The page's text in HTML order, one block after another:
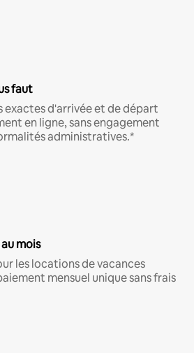
faut
exactes d'arrivée et de départ
en ligne, sans engagement
administratives.*
mois
les locations de vacances
mensuel unique sans frais